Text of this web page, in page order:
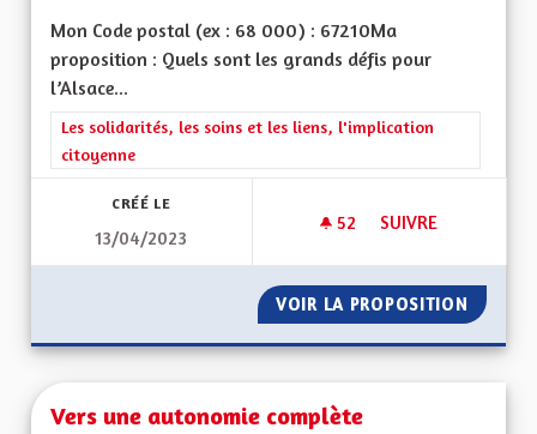
Mon Code postal (ex : 68 000) : 67210Ma
proposition : Quels sont les grands défis pour
l’Alsace...
Filtrer les résultats de la catégorie : Les solidarités, les soins
Les solidarités, les soins et les liens, l'implication
citoyenne
CRÉÉ LE
13/04/2023
52 52 ABONNÉS
SUIVRE
VOIR LA PROPOSITION MA
Vers une autonomie complète